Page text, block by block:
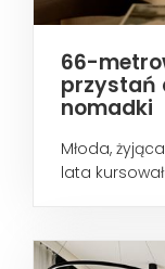
66-
przystań
nomadki
Młoda,
lata